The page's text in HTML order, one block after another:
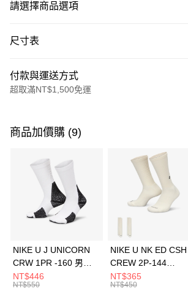
請選擇商品選項
尺寸表
付款與運送方式
超取滿NT$1,500免運
信用卡一次付款
3 期 0 利率 每期
合作金庫商業銀行
第一商業銀行
華南商業銀行
彰化商業銀行
上海商業儲蓄銀行
元大商業銀行
Apple Pay
全盈+PAY
AFTEE先享後付
商品加價購 (9)
NIKE U J UNICORN
CRW 1PR -160 男女
中統襪 FZ3393100
NT$446
NT$550
NIKE U NK ED CSH
CREW 2P-144
EMBRDY 男女 短統
FZ3073133
NT$365
NT$450